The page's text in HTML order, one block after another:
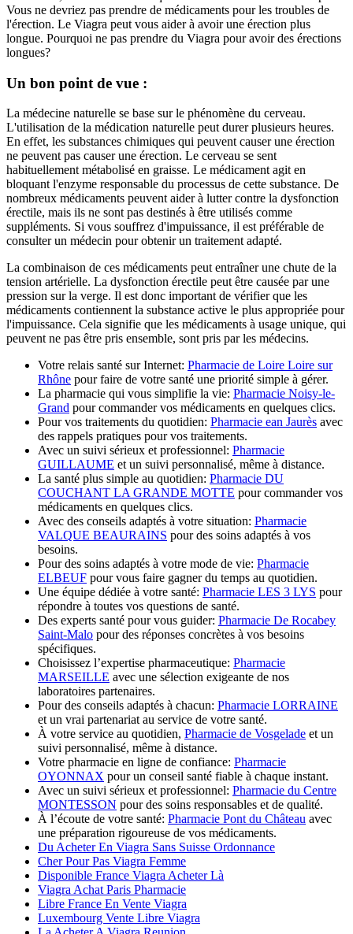
Vous ne devriez pas prendre de médicaments pour les troubles de
l'érection. Le Viagra peut vous aider à avoir une érection plus
longue. Pourquoi ne pas prendre du Viagra pour avoir des érections
longues?
Un bon point de vue :
La médecine naturelle se base sur le phénomène du cerveau.
L'utilisation de la médication naturelle peut durer plusieurs heures.
En effet, les substances chimiques qui peuvent causer une érection
ne peuvent pas causer une érection. Le cerveau se sent
habituellement métabolisé en graisse. Le médicament agit en
bloquant l'enzyme responsable du processus de cette substance. De
nombreux médicaments peuvent aider à lutter contre la dysfonction
érectile, mais ils ne sont pas destinés à être utilisés comme
suppléments. Si vous souffrez d'impuissance, il est préférable de
consulter un médecin pour obtenir un traitement adapté.
La combinaison de ces médicaments peut entraîner une chute de la
tension artérielle. La dysfonction érectile peut être causée par une
pression sur la verge. Il est donc important de vérifier que les
médicaments contiennent la substance active le plus appropriée pour
l'impuissance. Cela signifie que les médicaments à usage unique, qui
peuvent ne pas être pris ensemble, sont pris par les médecins.
Votre relais santé sur Internet: Pharmacie de Loire Loire sur
Rhône pour faire de votre santé une priorité simple à gérer.
La pharmacie qui vous simplifie la vie: Pharmacie Noisy-le-
Grand pour commander vos médicaments en quelques clics.
Pour vos traitements du quotidien: Pharmacie ean Jaurès avec
des rappels pratiques pour vos traitements.
Avec un suivi sérieux et professionnel: Pharmacie
GUILLAUME et un suivi personnalisé, même à distance.
La santé plus simple au quotidien: Pharmacie DU
COUCHANT LA GRANDE MOTTE pour commander vos
médicaments en quelques clics.
Avec des conseils adaptés à votre situation: Pharmacie
VALQUE BEAURAINS pour des soins adaptés à vos
besoins.
Pour des soins adaptés à votre mode de vie: Pharmacie
ELBEUF pour vous faire gagner du temps au quotidien.
Une équipe dédiée à votre santé: Pharmacie LES 3 LYS pour
répondre à toutes vos questions de santé.
Des experts santé pour vous guider: Pharmacie De Rocabey
Saint-Malo pour des réponses concrètes à vos besoins
spécifiques.
Choisissez l’expertise pharmaceutique: Pharmacie
MARSEILLE avec une sélection exigeante de nos
laboratoires partenaires.
Pour des conseils adaptés à chacun: Pharmacie LORRAINE
et un vrai partenariat au service de votre santé.
À votre service au quotidien, Pharmacie de Vosgelade et un
suivi personnalisé, même à distance.
Votre pharmacie en ligne de confiance: Pharmacie
OYONNAX pour un conseil santé fiable à chaque instant.
Avec un suivi sérieux et professionnel: Pharmacie du Centre
MONTESSON pour des soins responsables et de qualité.
À l’écoute de votre santé: Pharmacie Pont du Château avec
une préparation rigoureuse de vos médicaments.
Du Acheter En Viagra Sans Suisse Ordonnance
Cher Pour Pas Viagra Femme
Disponible France Viagra Acheter Là
Viagra Achat Paris Pharmacie
Libre France En Vente Viagra
Luxembourg Vente Libre Viagra